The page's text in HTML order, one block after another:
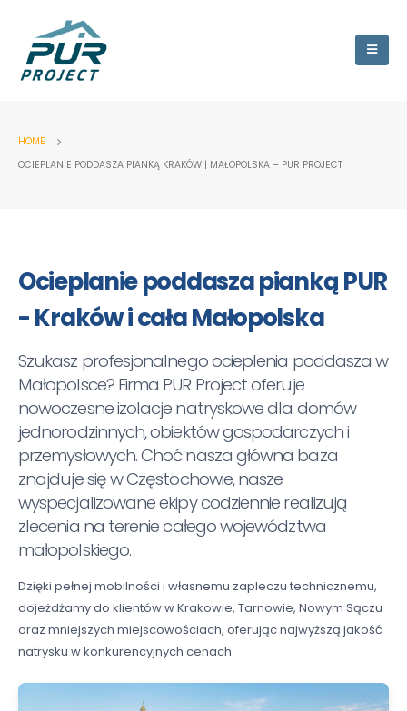
HOME
OCIEPLANIE PODDASZA PIANKĄ KRAKÓW | MAŁOPOLSKA – PUR PROJECT
Ocieplanie poddasza pianką PUR
- Kraków i cała Małopolska
Szukasz profesjonalnego ocieplenia poddasza w
Małopolsce? Firma PUR Project oferuje
nowoczesne izolacje natryskowe dla domów
jednorodzinnych, obiektów gospodarczych i
przemysłowych. Choć nasza główna baza
znajduje się w Częstochowie, nasze
wyspecjalizowane ekipy codziennie realizują
zlecenia na terenie całego województwa
małopolskiego.
Dzięki pełnej mobilności i własnemu zapleczu technicznemu,
dojeżdżamy do klientów w Krakowie, Tarnowie, Nowym Sączu
oraz mniejszych miejscowościach, oferując najwyższą jakość
natrysku w konkurencyjnych cenach.